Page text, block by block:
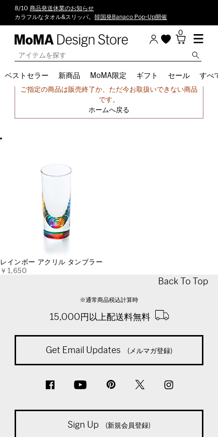
8/10 商品発送休業のお知らせ
カラフルなタオル&スリッパ。 韓国発Banaco Pop-Up開催
0
ベストセラー 新商品 MoMA限定 ギフト セール すべ
申し訳ございません。
ご指定の商品は販売終了か、ただ今お取扱いできない商品
です。
ホームへ戻る
レインボー アクリル タンブラー
￥1,650
Back To Top
※通常商品税込計算時
15,000円以上配送料無料
Get Email Updates (メルマガ登録)
Sign Up (新規会員登録)